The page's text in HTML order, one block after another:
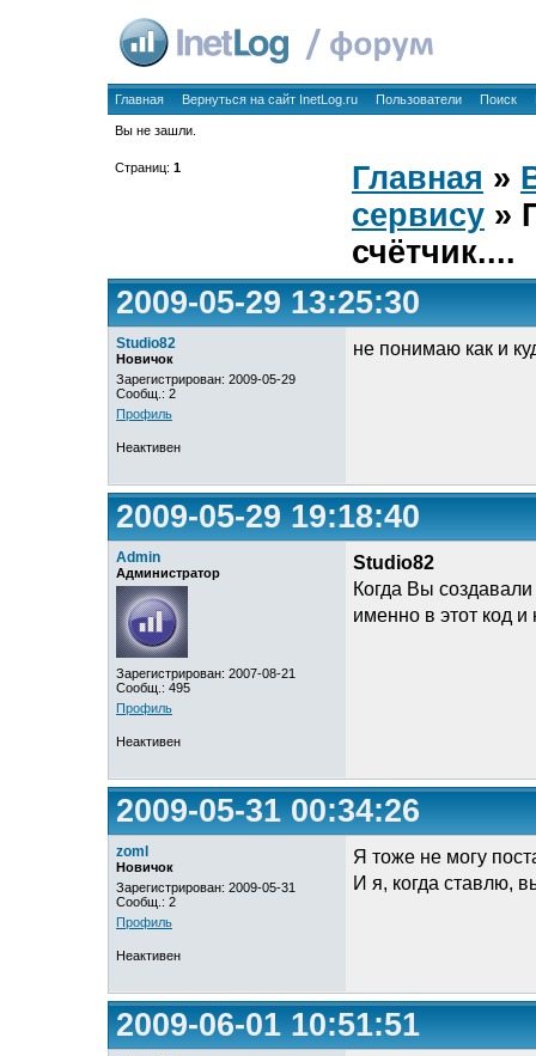
Главная Вернуться на сайт InetLog.ru Пользователи Поиск
Вы не зашли.
Страниц: 1 Главная »
сервису »
счётчик....
2009-05-29 13:25:30
Studio82
Новичок
Зарегистрирован: 2009-05-29
Сообщ.: 2
Профиль
не понимаю как и
Неактивен
2009-05-29 19:18:40
Admin
Администратор
Зарегистрирован: 2007-08-21
Сообщ.: 495
Профиль
Studio82
Когда Вы
именно в этот код и
Неактивен
2009-05-31 00:34:26
zoml
Новичок
Зарегистрирован: 2009-05-31
Сообщ.: 2
Профиль
Я тоже не могу
И я, когда ставлю,
Неактивен
2009-06-01 10:51:51